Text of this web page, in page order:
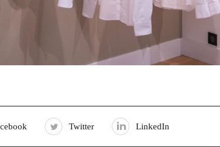
Twitter LinkedIn